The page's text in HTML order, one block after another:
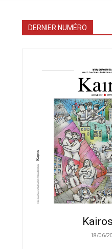
DERNIER NUMÉRO
18/06/